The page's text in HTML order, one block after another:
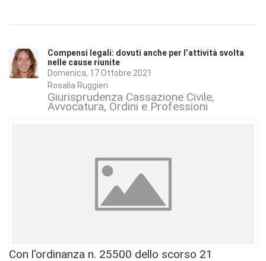
Compensi legali: dovuti anche per l’attività svolta
nelle cause riunite
Domenica, 17 Ottobre 2021
Rosalia Ruggieri
Giurisprudenza Cassazione Civile
Avvocatura, Ordini e Professioni
Con l'ordinanza n. 25500 dello scorso 21